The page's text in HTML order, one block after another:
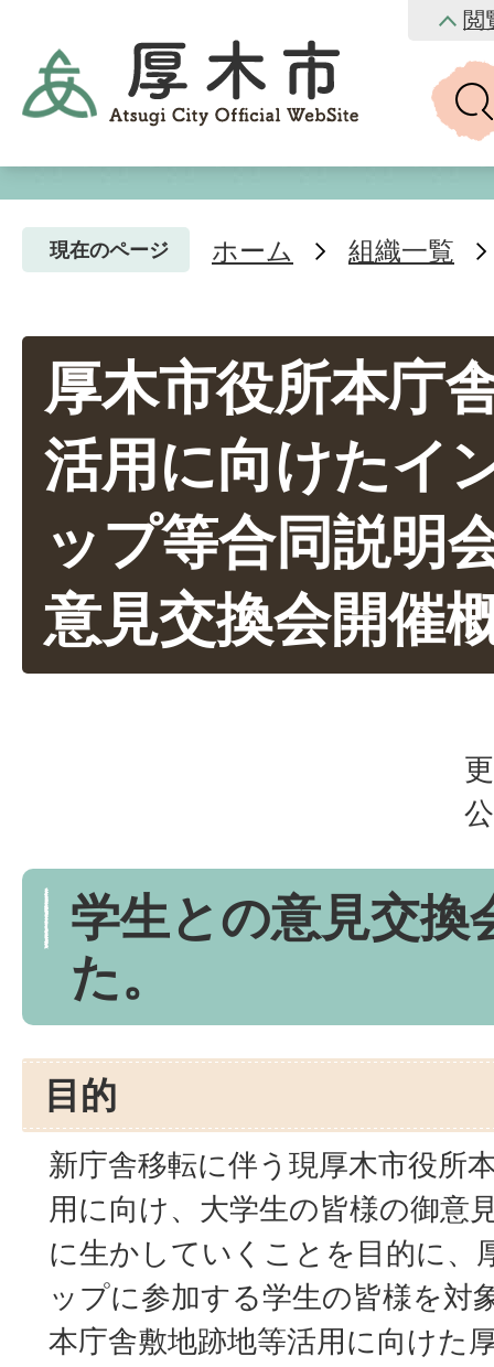
閲
現在のページ ホーム 組織一覧
厚木市役所本庁
活用に向けたイ
ップ等合同説明
意見交換会開催
学生との意見交換
た。
目的
新庁舎移転に伴う現厚木市役所
用に向け、大学生の皆様の御意
に生かしていくことを目的に、
ップに参加する学生の皆様を対
本庁舎敷地跡地等活用に向けた